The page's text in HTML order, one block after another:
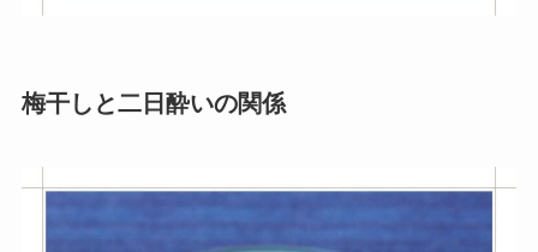
梅干しと二日酔いの関係